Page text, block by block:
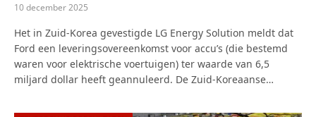
10 december 2025
Het in Zuid-Korea gevestigde LG Energy Solution meldt dat
Ford een leveringsovereenkomst voor accu’s (die bestemd
waren voor elektrische voertuigen) ter waarde van 6,5
miljard dollar heeft geannuleerd. De Zuid-Koreaanse…